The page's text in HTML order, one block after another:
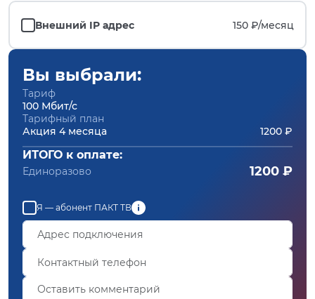
Внешний IP адрес 150 ₽/месяц
Вы выбрали:
Тариф
100 Мбит/с
Тарифный план
Акция 4 месяца
1200 ₽
ИТОГО к оплате:
Единоразово 1200 ₽
Я — абонент ПАКТ ТВ